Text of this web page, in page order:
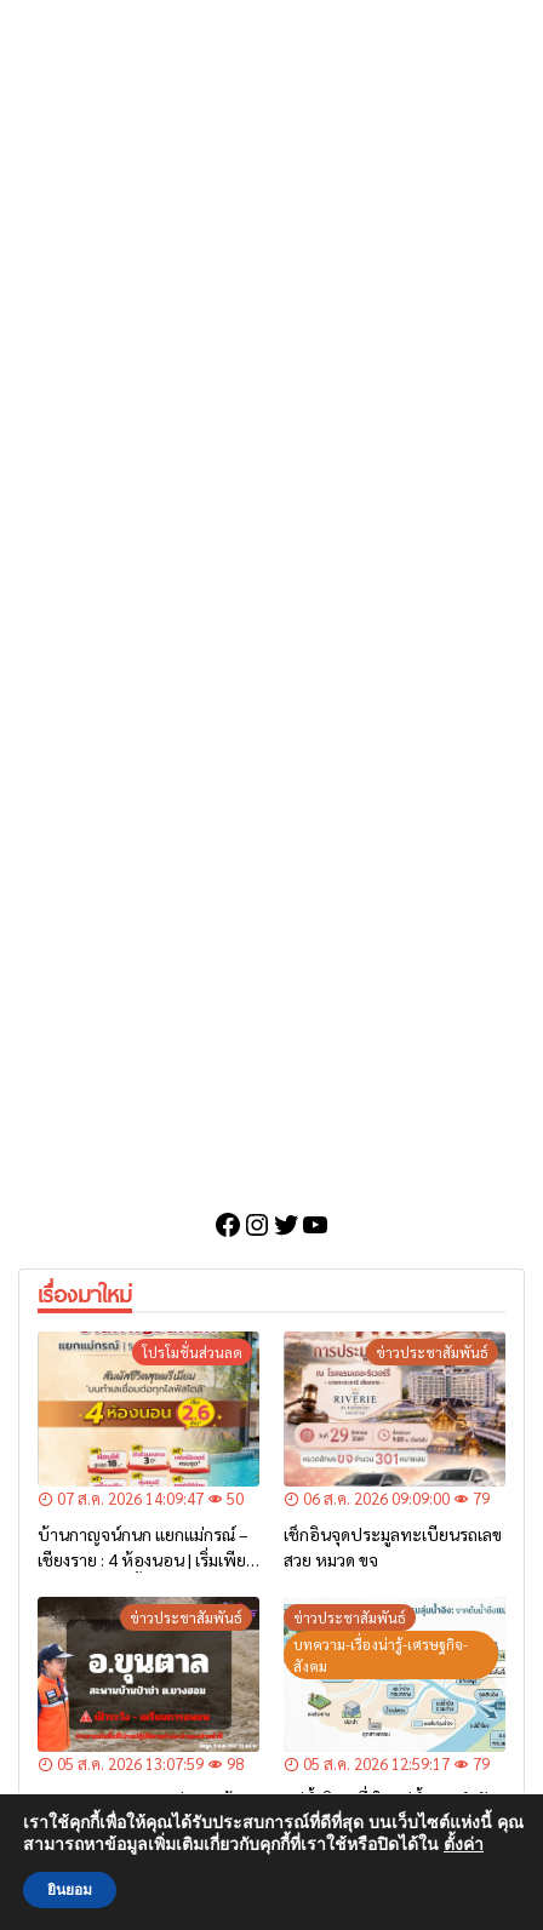
Facebook
Instagram
Twitter
YouTube
เรื่องมาใหม่
โปรโมชั่นส่วนลด
07 ส.ค. 2026 14:09:47 50
บ้านกาญจน์กนก แยกแม่กรณ์ –
เชียงราย : 4 ห้องนอน | เริ่มเพียง
ข่าวประชาสัมพันธ์
06 ส.ค. 2026 09:09:00 79
เช็กอินจุดประมูลทะเบียนรถเลข
สวย หมวด ขจ
ข่าวประชาสัมพันธ์
05 ส.ค. 2026 13:07:59 98
5 ส.ค.69(11.40 น.) ด่วน! แจ้ง
เตือน อ.ขุนตาล บริเวณสะพาน
บ้านป่าข่า ต.ยางฮอม “เฝ้าระวัง
– เตรียมการอพยพ”
ข่าวประชาสัมพันธ์
บทความ-เรื่องน่ารู้-เศรษฐกิจ-
สังคม
05 ส.ค. 2026 12:59:17 79
แม่น้ำอิง หนึ่งในแม่น้ำสายสำคัญ
ในภาคเหนือตอนบน
ข่าวประชาสัมพันธ์
บทความ-เรื่องน่ารู้-เศรษฐกิจ-
เราใช้คุกกี้เพื่อให้คุณได้รับประสบการณ์ที่ดีที่สุด บนเว็บไซต์แห่งนี้ คุณ
สามารถหาข้อมูลเพิ่มเติมเกี่ยวกับคุกกี้ที่เราใช้หรือปิดได้ใน ตั้งค่า
ยินยอม